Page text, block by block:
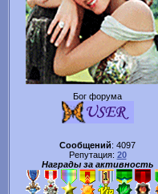
Бог форума
Сообщений: 4097
Репутация: 20
Награды за активность